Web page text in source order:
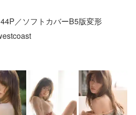
／ソフトカバーB5版変形